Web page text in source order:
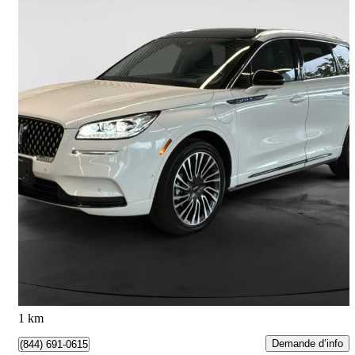
2022 Lincoln Corsair
Grand Touring AWD 79 252 km
561 $/mois env.
1 km
(844) 691-0615 Demande d’info